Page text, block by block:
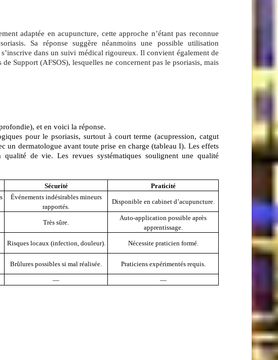
adaptée en acupuncture, cette approche n’étant pas reconnue
Sa réponse suggère néanmoins une possible utilisation
dans un suivi médical rigoureux. Il convient également de
Support (AFSOS), lesquelles ne concernent pas le psoriasis, mais
et en voici la réponse.
pour le psoriasis, surtout à court terme (acupression, catgut
dermatologue avant toute prise en charge (tableau I). Les effets
qualité de vie.Les revues systématiques soulignent une qualité
Sécurité Praticité
Événements indésirables mineurs
rapportés.
Disponible en cabinet d’acupuncture.
Très sûre.
Auto‑application possible après
apprentissage.
Risques locaux (infection, douleur). Nécessite praticien formé.
Brûlures possibles si mal réalisée. Praticiens expérimentés requis.
— —